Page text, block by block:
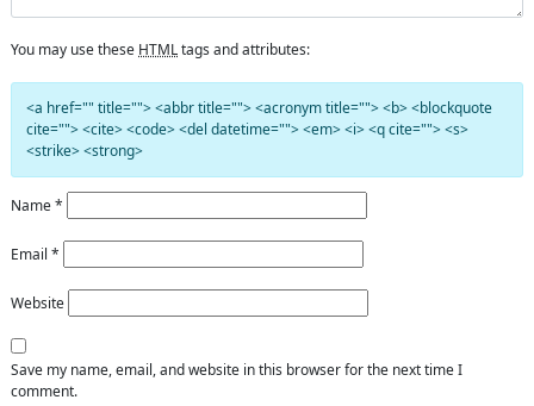
You may use these HTMLtags and attributes:
<a href="" title=""> <abbr title=""> <acronym title=""> <b> <blockquote
cite=""> <cite> <code> <del datetime=""> <em> <i> <q cite=""> <s>
<strike> <strong>
Name*
Email *
Website
Save my name, email, and website in this browser for the next time I
comment.